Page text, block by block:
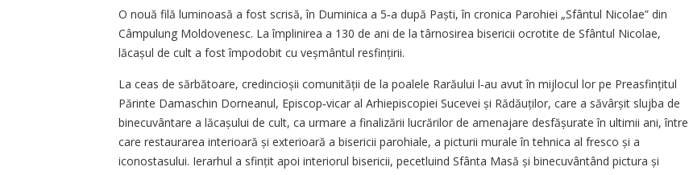
O nouă filă luminoasă a fost scrisă, în Duminica a 5‑a după Paști, în cronica Parohiei „Sfântul Nicolae” din
Câmpulung Moldovenesc. La împlinirea a 130 de ani de la târnosirea bisericii ocrotite de Sfântul Nicolae,
lăcașul de cult a fost împodobit cu veșmântul resfințirii.
La ceas de sărbătoare, credincioșii comunității de la poalele Rarăului l‑au avut în mijlocul lor pe Preasfințitul
Părinte Damaschin Dorneanul, Episcop‑vicar al Arhiepiscopiei Sucevei și Rădăuților, care a săvârșit slujba de
binecuvântare a lăcașului de cult, ca urmare a finalizării lucrărilor de amenajare desfășurate în ultimii ani, între
care restaurarea interioară și exterioară a bisericii parohiale, a picturii murale în tehnica al fresco și a
iconostasului. Ierarhul a sfințit apoi interiorul bisericii, pecetluind Sfânta Masă și binecuvântând pictura și